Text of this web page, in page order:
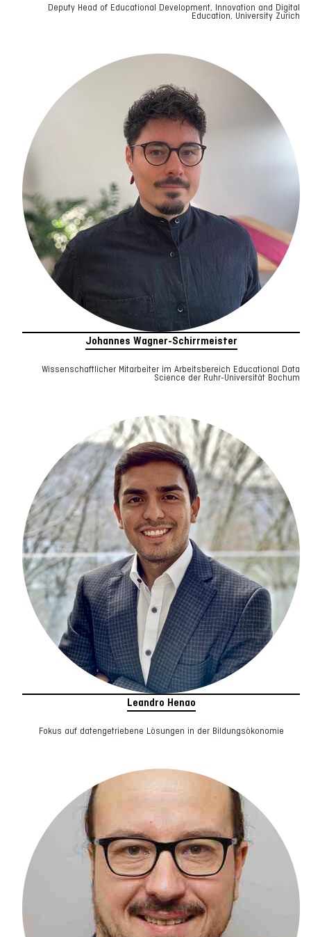
Deputy Head of Educational Development, Innovation and Digital
Education, University Zurich
Johannes Wagner-Schirrmeister
Wissenschaftlicher Mitarbeiter im Arbeitsbereich Educational Data
Science der Ruhr-Universität Bochum
Leandro Henao
Fokus auf datengetriebene Lösungen in der Bildungsökonomie